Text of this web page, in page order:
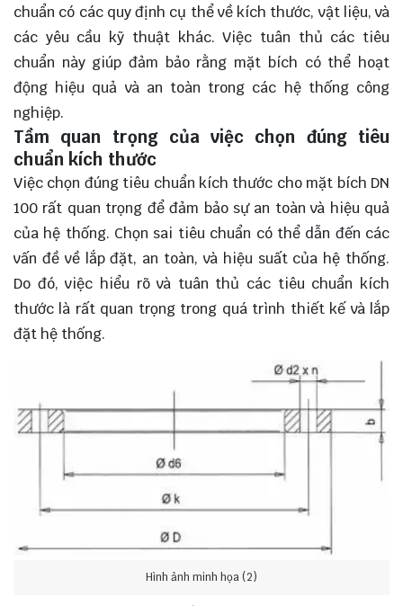
chuẩn có các quy định cụ thể về kích thước, vật liệu, và
các yêu cầu kỹ thuật khác. Việc tuân thủ các tiêu
chuẩn này giúp đảm bảo rằng mặt bích có thể hoạt
động hiệu quả và an toàn trong các hệ thống công
nghiệp.
Tầm quan trọng của việc chọn đúng tiêu
chuẩn kích thước
Việc chọn đúng tiêu chuẩn kích thước cho mặt bích DN
100 rất quan trọng để đảm bảo sự an toàn và hiệu quả
của hệ thống. Chọn sai tiêu chuẩn có thể dẫn đến các
vấn đề về lắp đặt, an toàn, và hiệu suất của hệ thống.
Do đó, việc hiểu rõ và tuân thủ các tiêu chuẩn kích
thước là rất quan trọng trong quá trình thiết kế và lắp
đặt hệ thống.
Hình ảnh minh họa (2)